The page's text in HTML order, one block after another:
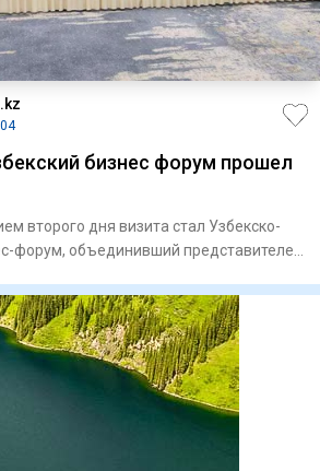
бизнес форум прошел
второго дня визита стал Узбекско-
форум, объединивший представителей